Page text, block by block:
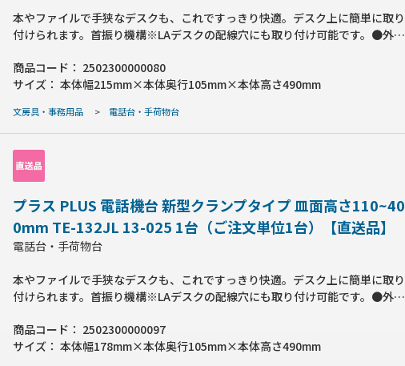
本やファイルで手狭なデスクも、これですっきり快適。デスク上に簡単に取り
付けられます。首振り機構※LAデスクの配線穴にも取り付け可能です。●外形
付可能天板寸法：厚20~40mm、奥30mm以上(金具板厚：4.5mm)●耐荷重
[k]：3●支柱寸法：径19mm●受皿寸法：幅180~240×奥180~240mm●皿面
ーム)●注意事項：1本の支柱に皿を2台以上はとりつけないでください。●適
応電話機寸法(幅×奥)：180~225×180~225mm●フリークランプ●本体重量
[g]：2300
商品コード： 2502300000080
サイズ： 本体幅215mm×本体奥行105mm×本体高さ490mm
文房具・事務用品 > 電話台・手荷物台
プラス PLUS 電話機台 新型クランプタイプ 皿面高さ110~40
0mm TE-132JL 13-025 1台（ご注文単位1台）【直送品】
電話台・手荷物台
本やファイルで手狭なデスクも、これですっきり快適。デスク上に簡単に取り
付けられます。首振り機構※LAデスクの配線穴にも取り付け可能です。●外形
付可能天板寸法：厚20~40mm、奥30mm以上(金具板厚：4.5mm)●耐荷重
[k]：3●支柱寸法：径19mm●受皿寸法：幅140~180×奥220~280mm●皿面
商品コード： 2502300000097
サイズ： 本体幅178mm×本体奥行105mm×本体高さ490mm